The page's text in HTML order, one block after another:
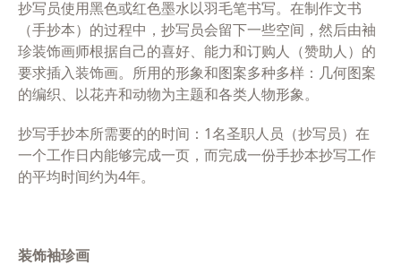
抄写员使用黑色或红色墨水以羽毛笔书写。在制作文书
（手抄本）的过程中，抄写员会留下一些空间，然后由袖
珍装饰画师根据自己的喜好、能力和订购人（赞助人）的
要求插入装饰画。所用的形象和图案多种多样：几何图案
的编织、以花卉和动物为主题和各类人物形象。
抄写手抄本所需要的的时间：1名圣职人员（抄写员）在
一个工作日内能够完成一页，而完成一份手抄本抄写工作
的平均时间约为4年。
装饰袖珍画